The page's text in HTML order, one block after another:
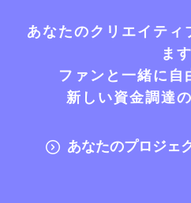
あなたのクリエイティ
ます
ファンと一緒に自
新しい資金調達
あなたのプロジェ